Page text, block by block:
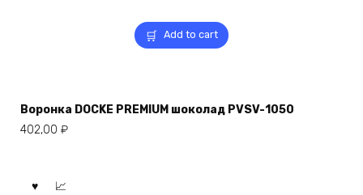
Add to cart
Воронка DOCKE PREMIUM шоколад PVSV-1050
402,00 ₽